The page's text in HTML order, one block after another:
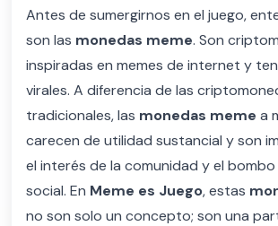
Antes de sumergirnos en el juego,
son las monedas meme. Son
inspiradas en memes de internet y
virales. A diferencia de las
tradicionales, las monedas meme a
carecen de utilidad sustancial y son
el interés de la comunidad y el
social. En Meme es Juego, estas
no son solo un concepto; son una